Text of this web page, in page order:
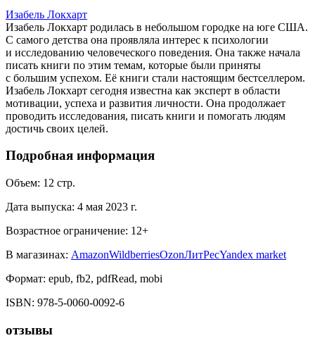
Изабель Локхарт
Изабель Локхарт родилась в небольшом городке на юге США.
С самого детства она проявляла интерес к психологии
и исследованию человеческого поведения. Она также начала
писать книги по этим темам, которые были приняты
с большим успехом. Её книги стали настоящим бестселлером.
Изабель Локхарт сегодня известна как эксперт в области
мотивации, успеха и развития личности. Она продолжает
проводить исследования, писать книги и помогать людям
достичь своих целей.
Подробная информация
Объем: 12 стр.
Дата выпуска: 4 мая 2023 г.
Возрастное ограничение: 12+
В магазинах: AmazonWildberriesOzonЛитРесYandex market
Формат: epub, fb2, pdfRead, mobi
ISBN: 978-5-0060-0092-6
отзывы